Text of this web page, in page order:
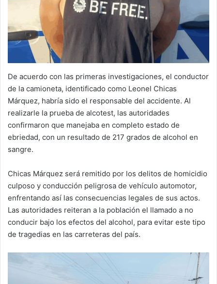
De acuerdo con las primeras investigaciones, el conductor
de la camioneta, identificado como Leonel Chicas
Márquez, habría sido el responsable del accidente. Al
realizarle la prueba de alcotest, las autoridades
confirmaron que manejaba en completo estado de
ebriedad, con un resultado de 217 grados de alcohol en
sangre.
Chicas Márquez será remitido por los delitos de homicidio
culposo y conducción peligrosa de vehículo automotor,
enfrentando así las consecuencias legales de sus actos.
Las autoridades reiteran a la población el llamado a no
conducir bajo los efectos del alcohol, para evitar este tipo
de tragedias en las carreteras del país.